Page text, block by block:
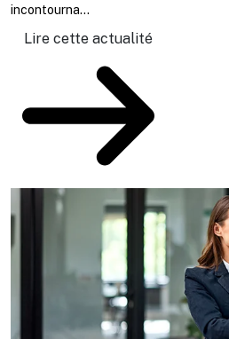
incontourna...
Lire cette actualité